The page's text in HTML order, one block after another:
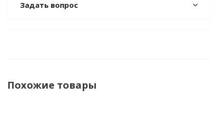
Задать вопрос
Похожие товары